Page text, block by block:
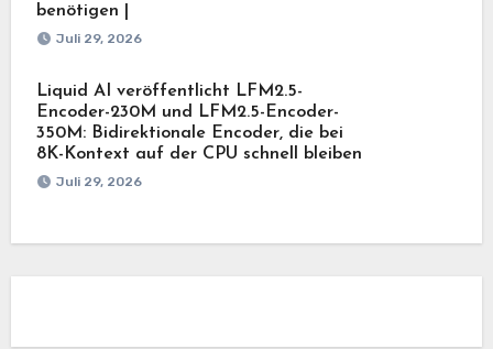
benötigen |
Juli 29, 2026
Liquid AI veröffentlicht LFM2.5-
Encoder-230M und LFM2.5-Encoder-
350M: Bidirektionale Encoder, die bei
8K-Kontext auf der CPU schnell bleiben
Juli 29, 2026